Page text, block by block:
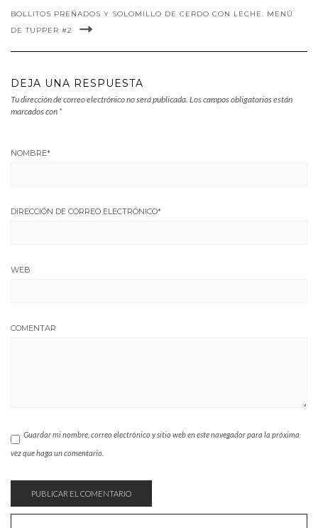
BOLLITOS PREÑADOS Y SOLOMILLO DE CERDO CON LECHE. MENÚ
DE TUPPER #2
DEJA UNA RESPUESTA
Tu dirección de correo electrónico no será publicada. Los campos obligatorios están
marcados con *
NOMBRE*
DIRECCIÓN DE CORREO ELECTRÓNICO*
WEB
COMENTAR
Guardar mi nombre, correo electrónico y sitio web en este navegador para la próxima
vez que haga un comentario.